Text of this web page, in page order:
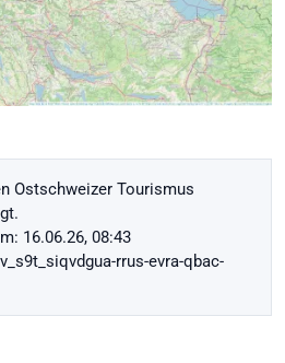
Ostschweizer Tourismus
16.06.26, 08:43
rrus-evra-qbac-